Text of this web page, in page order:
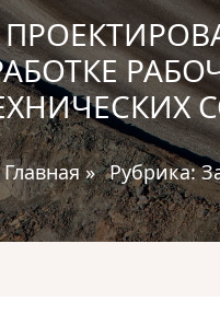
Главная» Рубрика: